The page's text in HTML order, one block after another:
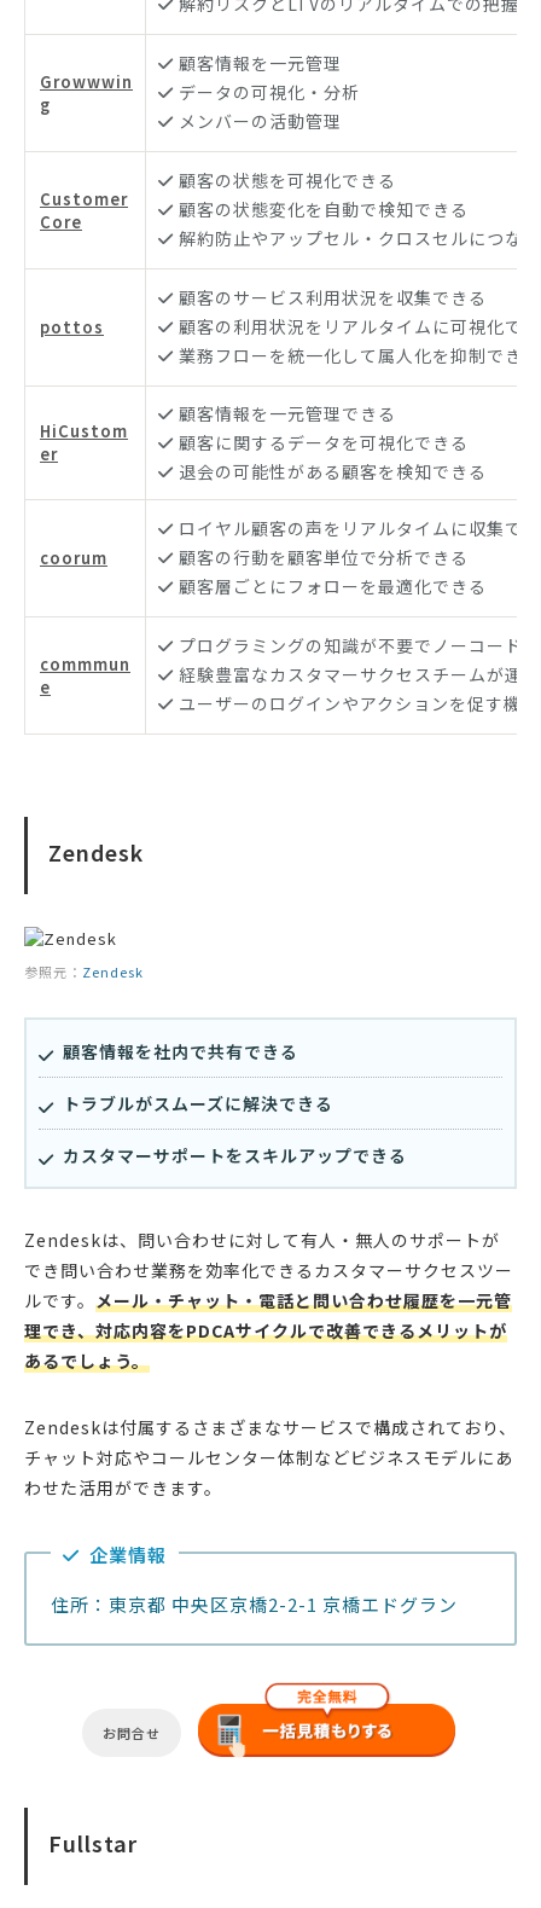
Growwwin
g
顧客情報を一元管理
データの可視化・分析
メンバーの活動管理
Customer
Core
顧客の状態を可視化できる
顧客の状態変化を自動で検知できる
解約防止やアップセル・クロスセルにつな
pottos
顧客のサービス利用状況を収集できる
顧客の利用状況をリアルタイムに可視化で
業務フローを統一化して属人化を抑制できる
HiCustom
er
顧客情報を一元管理できる
顧客に関するデータを可視化できる
退会の可能性がある顧客を検知できる
coorum
ロイヤル顧客の声をリアルタイムに収集で
顧客の行動を顧客単位で分析できる
顧客層ごとにフォローを最適化できる
commmun
e
プログラミングの知識が不要でノーコード
経験豊富なカスタマーサクセスチームが運
ユーザーのログインやアクションを促す機
Zendesk
参照元： Zendesk
顧客情報を社内で共有できる
トラブルがスムーズに解決できる
カスタマーサポートをスキルアップできる
Zendeskは、問い合わせに対して有人・無人のサポートが
でき問い合わせ業務を効率化できるカスタマーサクセスツー
ルです。 メール・チャット・電話と問い合わせ履歴を一元管
理でき、対応内容をPDCAサイクルで改善できるメリットが
あるでしょう。
Zendeskは付属するさまざまなサービスで構成されており、
チャット対応やコールセンター体制などビジネスモデルにあ
わせた活用ができます。
企業情報
住所：東京都 中央区京橋2-2-1 京橋エドグラン
お問合せ
Fullstar